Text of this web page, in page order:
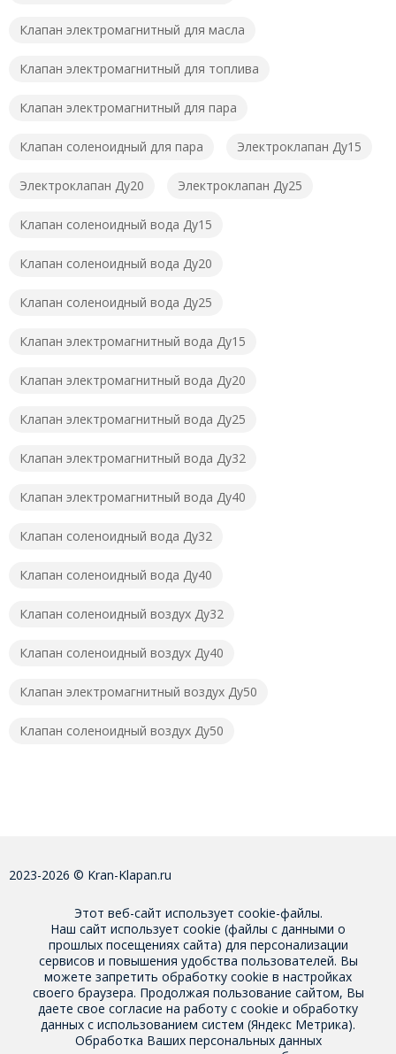
Клапан электромагнитный для масла
Клапан электромагнитный для топлива
Клапан электромагнитный для пара
Клапан соленоидный для пара Электроклапан Ду15
Электроклапан Ду20 Электроклапан Ду25
Клапан соленоидный вода Ду15
Клапан соленоидный вода Ду20
Клапан соленоидный вода Ду25
Клапан электромагнитный вода Ду15
Клапан электромагнитный вода Ду20
Клапан электромагнитный вода Ду25
Клапан электромагнитный вода Ду32
Клапан электромагнитный вода Ду40
Клапан соленоидный вода Ду32
Клапан соленоидный вода Ду40
Клапан соленоидный воздух Ду32
Клапан соленоидный воздух Ду40
Клапан электромагнитный воздух Ду50
Клапан соленоидный воздух Ду50
2023-2026 © Kran-Klapan.ru
Этот веб-сайт использует cookie-файлы.
Наш сайт использует cookie (файлы с данными о
прошлых посещениях сайта) для персонализации
сервисов и повышения удобства пользователей. Вы
можете запретить обработку cookie в настройках
своего браузера. Продолжая пользование сайтом, Вы
даете свое согласие на работу с cookie и обработку
данных с использованием систем (Яндекс Метрика).
Обработка Ваших персональных данных